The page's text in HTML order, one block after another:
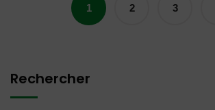
1 2 3
Rechercher